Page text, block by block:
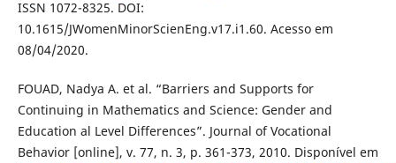
ISSN 1072-8325. DOI:
10.1615/JWomenMinorScienEng.v17.i1.60. Acesso em
08/04/2020.
FOUAD, Nadya A. et al. “Barriers and Supports for
Continuing in Mathematics and Science: Gender and
Education al Level Differences”. Journal of Vocational
Behavior [online], v. 77, n. 3, p. 361-373, 2010. Disponível em